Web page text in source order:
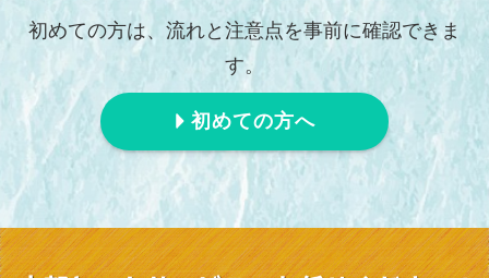
初めての方は、流れと注意点を事前に確認できま
す。
初めての方へ